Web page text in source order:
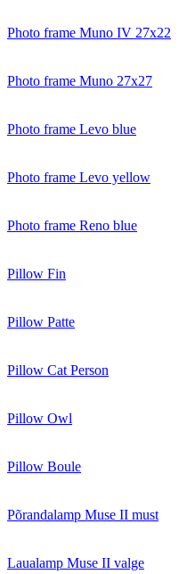
Photo frame Muno IV 27x22
Photo frame Muno 27x27
Photo frame Levo blue
Photo frame Levo yellow
Photo frame Reno blue
Pillow Fin
Pillow Patte
Pillow Cat Person
Pillow Owl
Pillow Boule
Põrandalamp Muse II must
Laualamp Muse II valge